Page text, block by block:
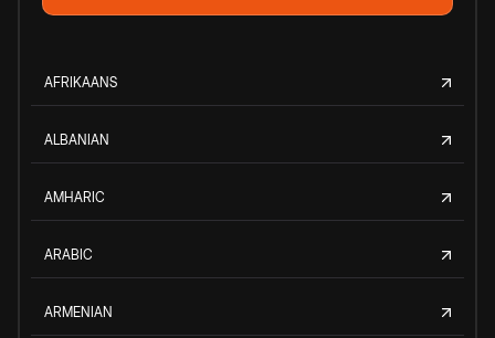
AFRIKAANS
ALBANIAN
AMHARIC
ARABIC
ARMENIAN